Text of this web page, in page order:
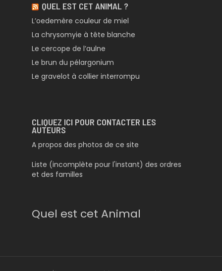
QUEL EST CET ANIMAL ?
L’oedemère couleur de miel
La chrysomyie à tête blanche
Le cercope de l’aulne
Le brun du pélargonium
Le gravelot à collier interrompu
CLIQUEZ ICI POUR CONTACTER LES
AUTEURS
A propos des photos de ce site
Liste (incomplète pour l'instant) des ordres
et des familles
Quel est cet Animal